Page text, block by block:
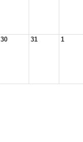
30 31 1